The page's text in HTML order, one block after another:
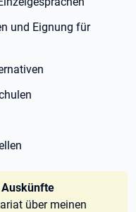
und Eignung für
über meinen